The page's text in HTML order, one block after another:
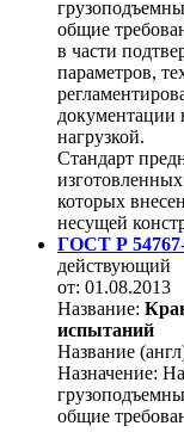
общие
в части
параметров,
документации
нагрузкой.
Стандарт
которых
несущей
ГОСТ Р
действующий
от: 01.08.2013
Название:
испытаний
Название
Назначение:
общие